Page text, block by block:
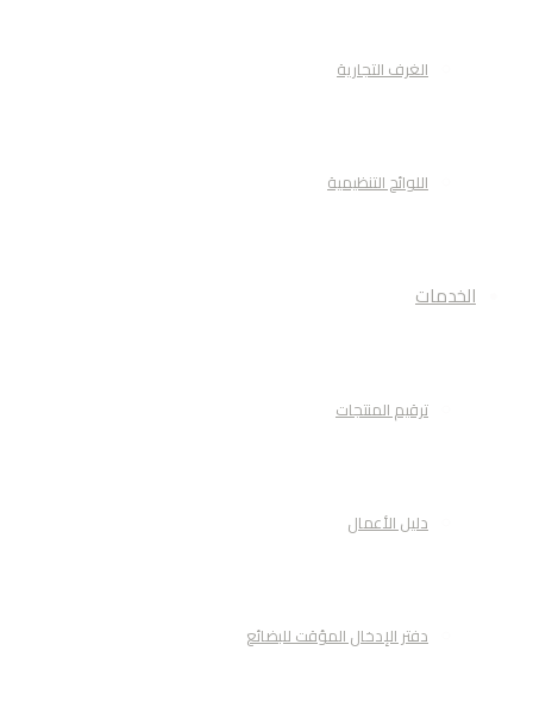
الغرف التجارية
اللوائح التنظيمية
الخدمات
ترقيم المنتجات
دليل الأعمال
دفتر الإدخال المؤقت للبضائع